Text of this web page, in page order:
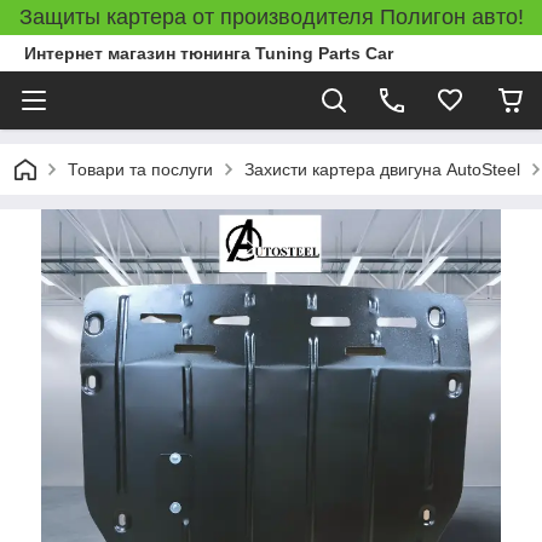
Защиты картера от производителя Полигон авто!
Интернет магазин тюнинга Tuning Parts Car
Товари та послуги Захисти картера двигуна AutoSteel